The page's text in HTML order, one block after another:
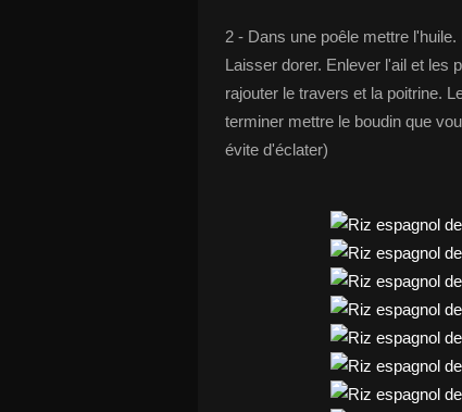
2 - Dans une poêle mettre
Laisser dorer. Enlever l'ail et les
rajouter le travers et la poitrine.
terminer mettre le boudin que
évite d'éclater)